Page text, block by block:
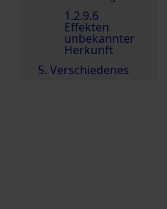
1.2.9.6
Effekten
unbekannter
Herkunft
5. Verschiedenes